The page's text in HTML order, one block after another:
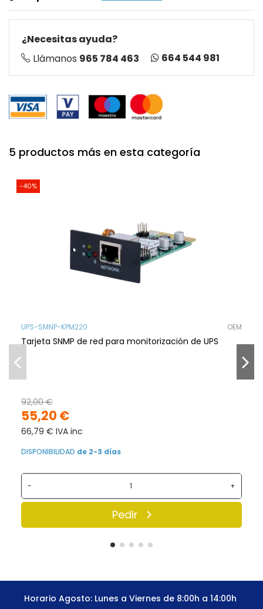
¿Necesitas ayuda?
Llámanos 965 784 463 664 544 981
5 productos más en esta categoría
-40%
UPS-SMNP-KPM220 OEM
Tarjeta SNMP de red para monitorización de UPS
55,20 €
92,00 €
66,79 € IVA inc
DISPONIBILIDAD de 2-3 días
- +
Pedir
Horario Agosto: Lunes a Viernes de 8:00h a 14:00h